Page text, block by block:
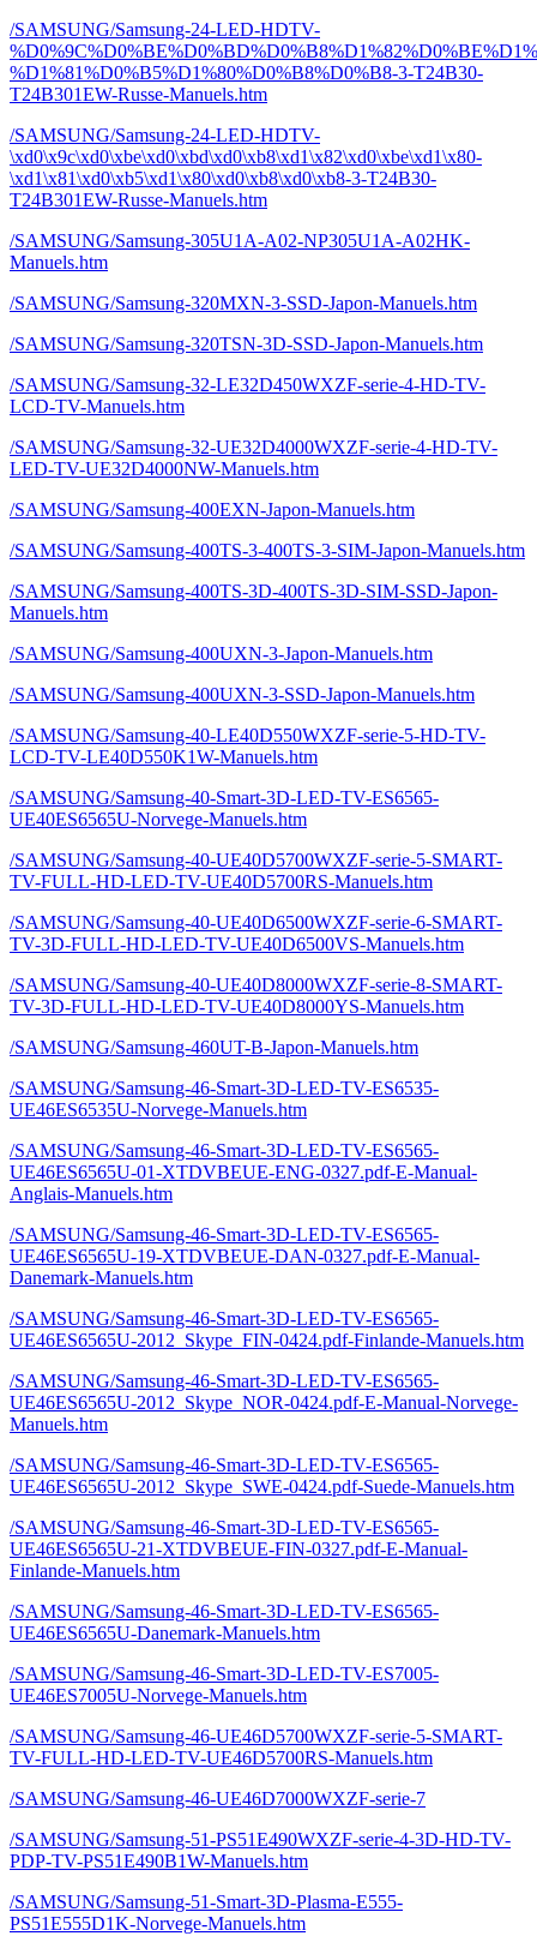
/SAMSUNG/Samsung-24-LED-HDTV-
%D1%81%D0%B5%D1%80%D0%B8%D0%B8-3-T24B30-
T24B301EW-Russe-Manuels.htm
/SAMSUNG/Samsung-24-LED-HDTV-
\xd0\x9c\xd0\xbe\xd0\xbd\xd0\xb8\xd1\x82\xd0\xbe\xd1\x80-
\xd1\x81\xd0\xb5\xd1\x80\xd0\xb8\xd0\xb8-3-T24B30-
T24B301EW-Russe-Manuels.htm
/SAMSUNG/Samsung-305U1A-A02-NP305U1A-A02HK-
Manuels.htm
/SAMSUNG/Samsung-320MXN-3-SSD-Japon-Manuels.htm
/SAMSUNG/Samsung-320TSN-3D-SSD-Japon-Manuels.htm
/SAMSUNG/Samsung-32-LE32D450WXZF-serie-4-HD-TV-
LCD-TV-Manuels.htm
/SAMSUNG/Samsung-32-UE32D4000WXZF-serie-4-HD-TV-
LED-TV-UE32D4000NW-Manuels.htm
/SAMSUNG/Samsung-400EXN-Japon-Manuels.htm
/SAMSUNG/Samsung-400TS-3-400TS-3-SIM-Japon-Manuels.htm
/SAMSUNG/Samsung-400TS-3D-400TS-3D-SIM-SSD-Japon-
Manuels.htm
/SAMSUNG/Samsung-400UXN-3-Japon-Manuels.htm
/SAMSUNG/Samsung-400UXN-3-SSD-Japon-Manuels.htm
/SAMSUNG/Samsung-40-LE40D550WXZF-serie-5-HD-TV-
LCD-TV-LE40D550K1W-Manuels.htm
/SAMSUNG/Samsung-40-Smart-3D-LED-TV-ES6565-
UE40ES6565U-Norvege-Manuels.htm
/SAMSUNG/Samsung-40-UE40D5700WXZF-serie-5-SMART-
TV-FULL-HD-LED-TV-UE40D5700RS-Manuels.htm
/SAMSUNG/Samsung-40-UE40D6500WXZF-serie-6-SMART-
TV-3D-FULL-HD-LED-TV-UE40D6500VS-Manuels.htm
/SAMSUNG/Samsung-40-UE40D8000WXZF-serie-8-SMART-
TV-3D-FULL-HD-LED-TV-UE40D8000YS-Manuels.htm
/SAMSUNG/Samsung-460UT-B-Japon-Manuels.htm
/SAMSUNG/Samsung-46-Smart-3D-LED-TV-ES6535-
UE46ES6535U-Norvege-Manuels.htm
/SAMSUNG/Samsung-46-Smart-3D-LED-TV-ES6565-
UE46ES6565U-01-XTDVBEUE-ENG-0327.pdf-E-Manual-
Anglais-Manuels.htm
/SAMSUNG/Samsung-46-Smart-3D-LED-TV-ES6565-
UE46ES6565U-19-XTDVBEUE-DAN-0327.pdf-E-Manual-
Danemark-Manuels.htm
/SAMSUNG/Samsung-46-Smart-3D-LED-TV-ES6565-
UE46ES6565U-2012_Skype_FIN-0424.pdf-Finlande-Manuels.htm
/SAMSUNG/Samsung-46-Smart-3D-LED-TV-ES6565-
UE46ES6565U-2012_Skype_NOR-0424.pdf-E-Manual-Norvege-
Manuels.htm
/SAMSUNG/Samsung-46-Smart-3D-LED-TV-ES6565-
UE46ES6565U-2012_Skype_SWE-0424.pdf-Suede-Manuels.htm
/SAMSUNG/Samsung-46-Smart-3D-LED-TV-ES6565-
UE46ES6565U-21-XTDVBEUE-FIN-0327.pdf-E-Manual-
Finlande-Manuels.htm
/SAMSUNG/Samsung-46-Smart-3D-LED-TV-ES6565-
UE46ES6565U-Danemark-Manuels.htm
/SAMSUNG/Samsung-46-Smart-3D-LED-TV-ES7005-
UE46ES7005U-Norvege-Manuels.htm
/SAMSUNG/Samsung-46-UE46D5700WXZF-serie-5-SMART-
TV-FULL-HD-LED-TV-UE46D5700RS-Manuels.htm
/SAMSUNG/Samsung-46-UE46D7000WXZF-serie-7
/SAMSUNG/Samsung-51-PS51E490WXZF-serie-4-3D-HD-TV-
PDP-TV-PS51E490B1W-Manuels.htm
/SAMSUNG/Samsung-51-Smart-3D-Plasma-E555-
PS51E555D1K-Norvege-Manuels.htm